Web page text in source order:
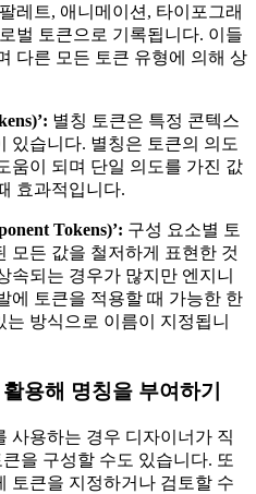
레트, 애니메이션, 타이포그래
벌 토큰으로 기록됩니다. 이들
다른 모든 토큰 유형에 의해 상
별칭 토큰은 특정 콘텍스
있습니다. 별칭은 토큰의 의도
움이 되며 단일 의도를 가진 값
효과적입니다.
Tokens)’: 구성 요소별 토
모든 값을 철저하게 표현한 것
속되는 경우가 많지만 엔지니
에 토큰을 적용할 때 가능한 한
방식으로 이름이 지정됩니
용해 명칭을 부여하기
사용하는 경우 디자이너가 직
을 구성할 수도 있습니다. 또
토큰을 지정하거나 검토할 수